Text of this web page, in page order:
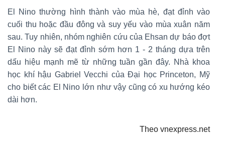
El Nino thường hình thành vào mùa hè, đạt đỉnh vào
cuối thu hoặc đầu đông và suy yếu vào mùa xuân năm
sau. Tuy nhiên, nhóm nghiên cứu của Ehsan dự báo đợt
El Nino này sẽ đạt đỉnh sớm hơn 1 - 2 tháng dựa trên
dấu hiệu mạnh mẽ từ những tuần gần đây. Nhà khoa
học khí hậu Gabriel Vecchi của Đại học Princeton, Mỹ
cho biết các El Nino lớn như vậy cũng có xu hướng kéo
dài hơn.
Theo vnexpress.net